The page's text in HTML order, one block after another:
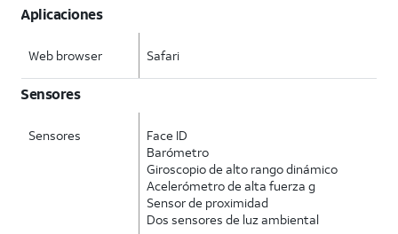
Aplicaciones
Web browser Safari
Sensores
Sensores
Face ID
Barómetro
Giroscopio de alto rango dinámico
Acelerómetro de alta fuerza g
Sensor de proximidad
Dos sensores de luz ambiental